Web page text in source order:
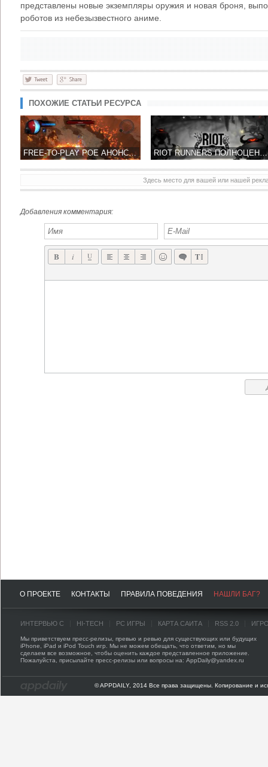
представлены новые экземпляры оружия и новая броня,
роботов из небезызвестного аниме.
ПОХОЖИЕ СТАТЬИ РЕСУРСА
FREE-TO-PLAY POE АНОНСИРОВАЛА ПРЕДСТОЯЩИЕ СОБЫТИЯ НА БЛИЖАЙШИЕ НЕСКОЛЬКО НЕДЕЛЬ RIOT RUNNERS ПОЛНОЦЕННЫЙ РЕЛИЗ В APP STORE - ОБЛАДАЕТ МНОЖЕСТВЕННЫМИ НАГРАДАМИ!
Здесь место для вашей или нашей
Добавления комментария:
О ПРОЕКТЕ КОНТАКТЫ ПРАВИЛА ПОВЕДЕНИЯ НАШЛИ БАГ?
ИНТЕРВЬЮ С HI-TECH PC ИГРЫ КАРТА САЙТА RSS 2.0
Мы приветствуем пресс-релизы, превью и ревью для существующих или будущих
iPhone, iPad и iPod Touch игр. Мы не можем обещать, что ответим, но мы
сделаем все возможное, чтобы оценить каждое представленное приложение.
Пожалуйста, присылайте пресс-релизы или вопросы на: AppDaily@yandex.ru
© APPDAILY, 2014 Все права защищены. Копирование и